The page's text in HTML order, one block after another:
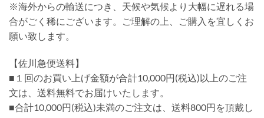
※海外からの輸送につき、天候や気候より大幅に遅れる場
合がごく稀にございます。ご理解の上、ご購入を宜しくお
願い致します。
【佐川急便送料】
■１回のお買い上げ金額が合計10,000円(税込)以上のご注
文は、送料無料でお届けいたします。
■合計10,000円(税込)未満のご注文は、送料800円を頂戴し